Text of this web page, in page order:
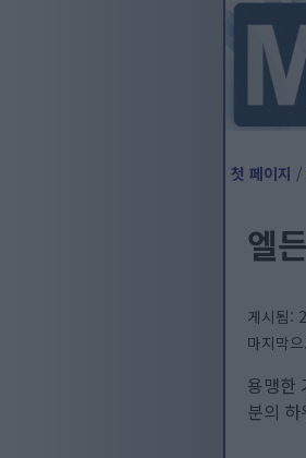
첫 페이지 /
엘
게시됨:
마지막
용맹한
분의